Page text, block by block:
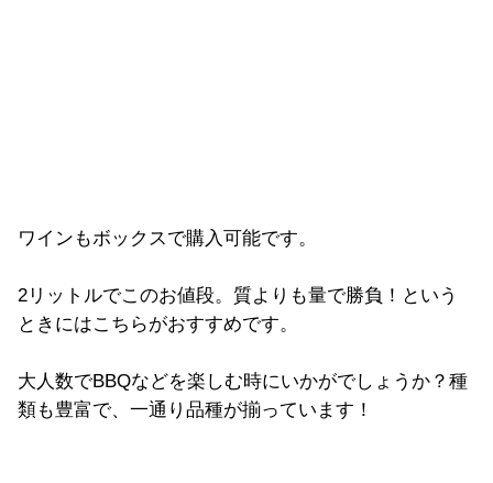
ワインもボックスで購入可能です。
2リットルでこのお値段。質よりも量で勝負！という
ときにはこちらがおすすめです。
大人数でBBQなどを楽しむ時にいかがでしょうか？種
類も豊富で、一通り品種が揃っています！